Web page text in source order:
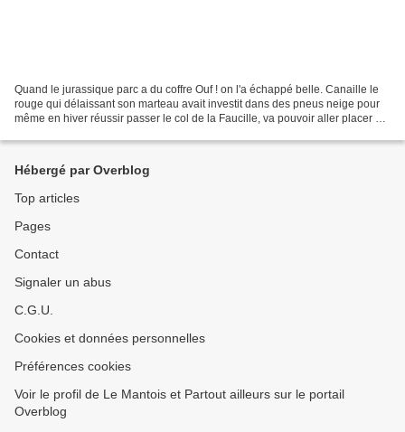
Quand le jurassique parc a du coffre Ouf ! on l'a échappé belle. Canaille le
rouge qui délaissant son marteau avait investit dans des pneus neige pour
même en hiver réussir passer le col de la Faucille, va pouvoir aller placer sa
Hébergé par Overblog
Top articles
Pages
Contact
Signaler un abus
C.G.U.
Cookies et données personnelles
Préférences cookies
Voir le profil de Le Mantois et Partout ailleurs sur le portail
Overblog